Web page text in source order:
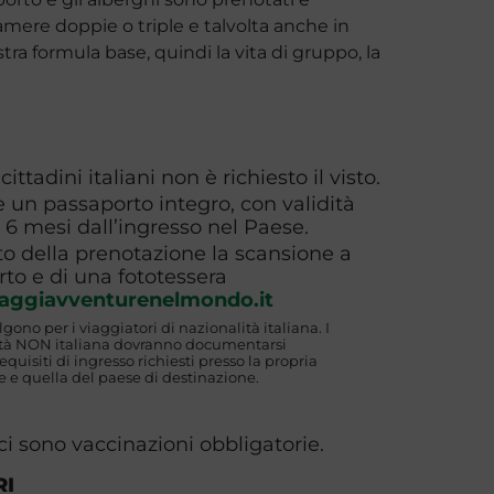
doppie o triple e talvolta anche in
formula base, quindi la vita di gruppo, la
cittadini italiani non è richiesto il visto.
un passaporto integro, con validità
mesi dall’ingresso nel Paese.
della prenotazione la scansione a
e di una fototessera
per i viaggiatori di nazionalità italiana. I
NON italiana dovranno documentarsi
di ingresso richiesti presso la propria
e quella del paese di destinazione.
sono vaccinazioni obbligatorie.